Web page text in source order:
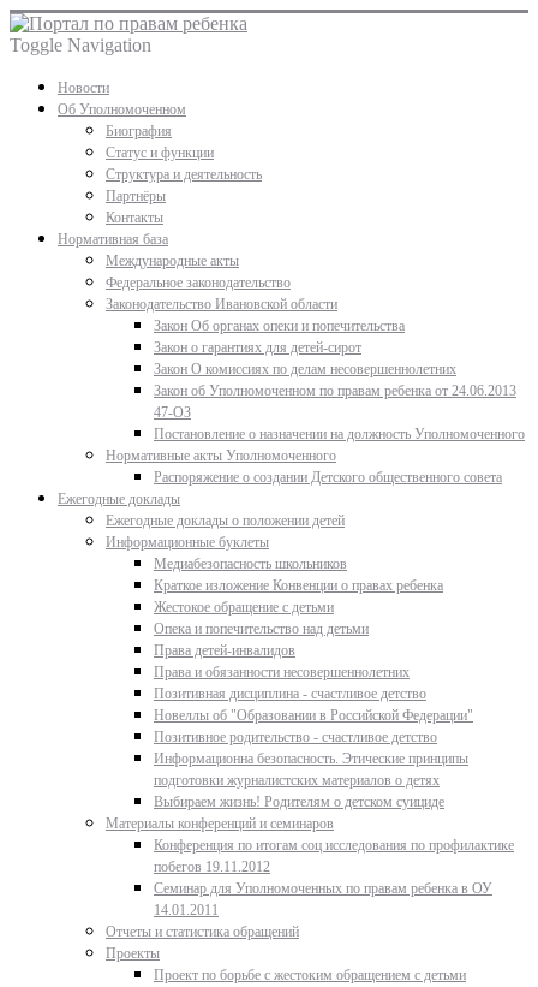
Toggle Navigation
Новости
Об Уполномоченном
Биография
Статус и функции
Структура и деятельность
Партнёры
Контакты
Нормативная база
Международные акты
Федеральное законодательство
Законодательство Ивановской области
Закон Об органах опеки и попечительства
Закон о гарантиях для детей-сирот
Закон О комиссиях по делам несовершеннолетних
Закон об Уполномоченном по правам ребенка от 24.06.2013
47-ОЗ
Постановление о назначении на должность Уполномоченного
Нормативные акты Уполномоченного
Распоряжение о создании Детского общественного совета
Ежегодные доклады
Ежегодные доклады о положении детей
Информационные буклеты
Медиабезопасность школьников
Краткое изложение Конвенции о правах ребенка
Жестокое обращение с детьми
Опека и попечительство над детьми
Права детей-инвалидов
Права и обязанности несовершеннолетних
Позитивная дисциплина - счастливое детство
Новеллы об "Образовании в Российской Федерации"
Позитивное родительство - счастливое детство
Информационна безопасность. Этические принципы
подготовки журналистских материалов о детях
Выбираем жизнь! Родителям о детском суициде
Материалы конференций и семинаров
Конференция по итогам соц исследования по профилактике
побегов 19.11.2012
Семинар для Уполномоченных по правам ребенка в ОУ
14.01.2011
Отчеты и статистика обращений
Проекты
Проект по борьбе с жестоким обращением с детьми